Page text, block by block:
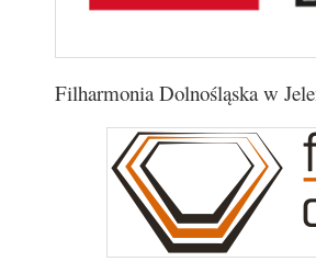
Filharmonia Dolnośląska w